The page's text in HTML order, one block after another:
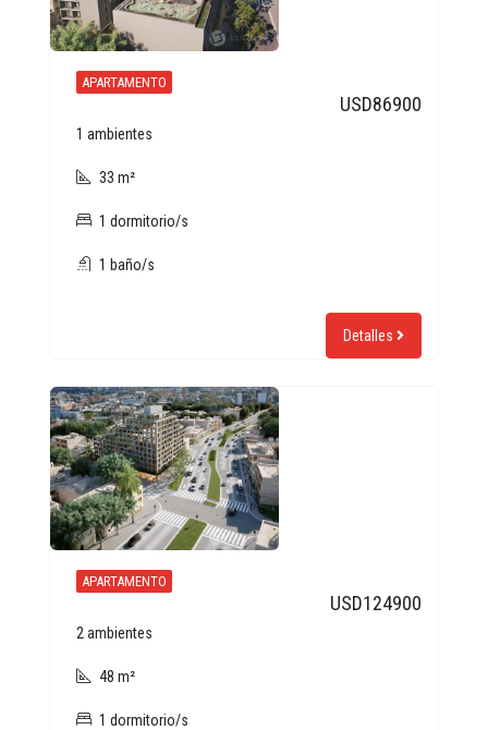
APARTAMENTO
USD86900
1 ambientes
33 m²
1 dormitorio/s
1 baño/s
Detalles
APARTAMENTO
USD124900
2 ambientes
48 m²
1 dormitorio/s